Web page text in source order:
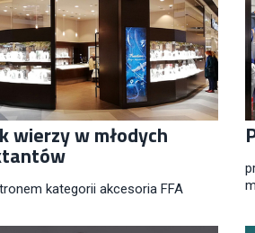
wierzy w młodych
kategorii akcesoria FFA